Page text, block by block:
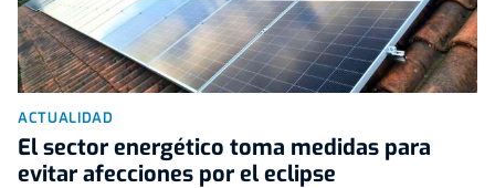
ACTUALIDAD
El sector energético toma medidas para
evitar afecciones por el eclipse